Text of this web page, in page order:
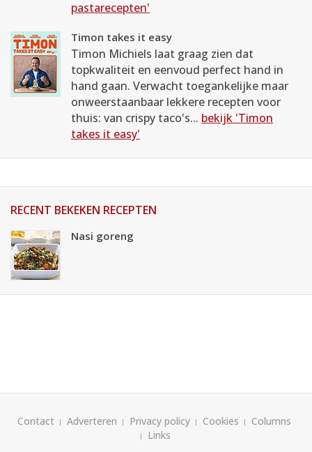
pastarecepten'
Timon takes it easy
Timon Michiels laat graag zien dat
topkwaliteit en eenvoud perfect hand in
hand gaan. Verwacht toegankelijke maar
onweerstaanbaar lekkere recepten voor
thuis: van crispy taco's... bekijk 'Timon
takes it easy'
RECENT BEKEKEN RECEPTEN
Nasi goreng
Contact Adverteren Privacy policy Cookies
Columns
Links